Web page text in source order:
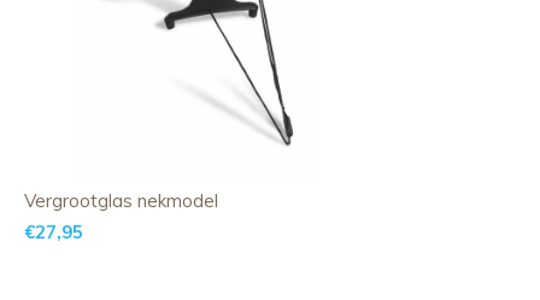
Vergrootglas nekmodel
€27,95